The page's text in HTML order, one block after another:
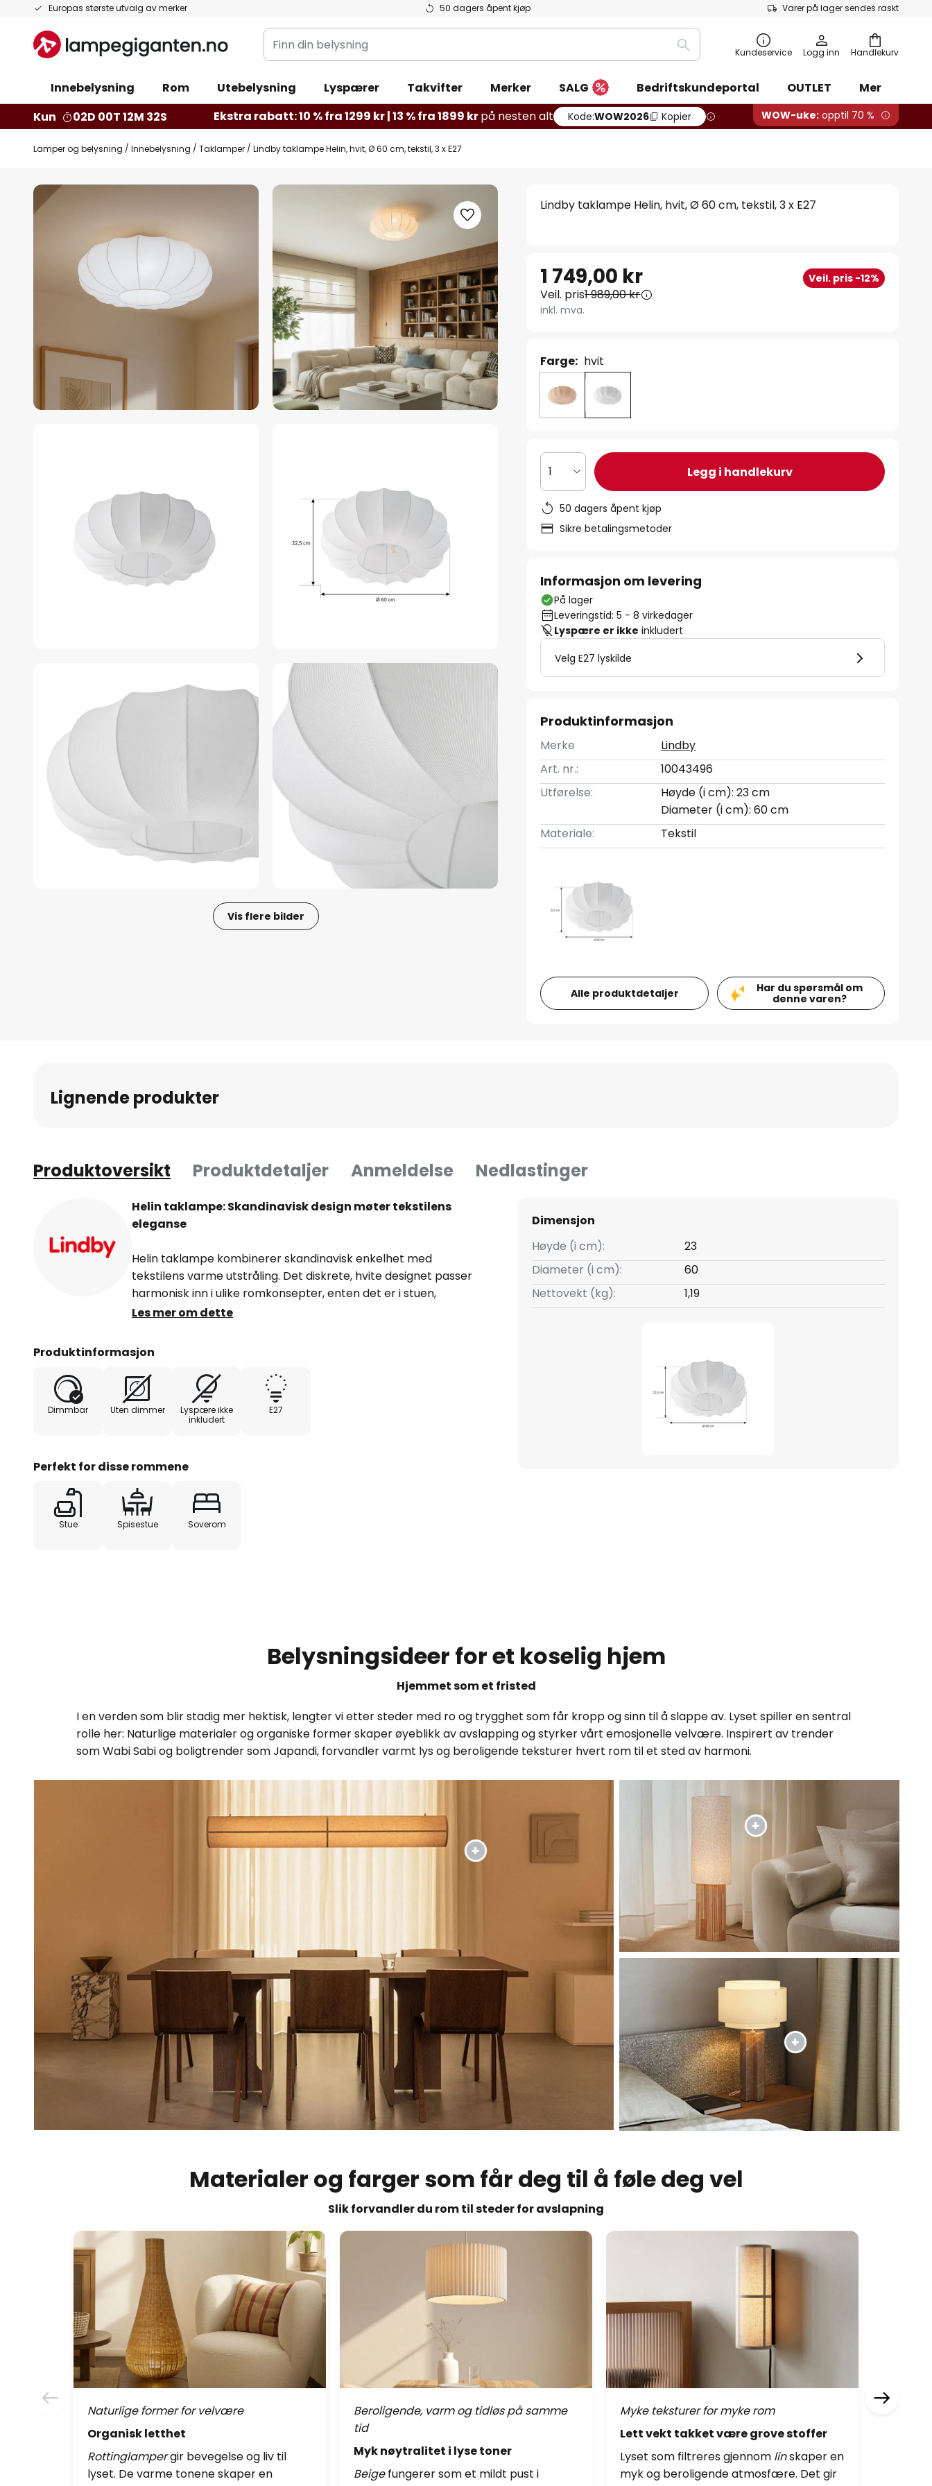
Europas største utvalg av merker 50 dagers åpent kjøp Varer på lager sendes raskt
Hopp
innhold
Handlekurv
Finn
din
Søk Kundeservice Logg inn
Innebelysning Rom Utebelysning Lyspærer Takvifter Merker SALG Bedriftskundeportal OUTLET
Mer
Kun
02D 00T 12M 30S Ekstra rabatt: 10 % fra 1299 kr | 13 % fra 1899 krpå nesten alt Kode:WOW2026 Kopier WOW-uke: opptil 70 %
Lamper og belysning Innebelysning Taklamper Lindby taklampe Helin, hvit, Ø 60 cm, tekstil, 3 x E27
Gå
til
bildegalleri
Vis flere bilder
Lindby taklampe Helin, hvit, Ø 60 cm, tekstil, 3 x E27
1 749,00 kr Veil. pris -12%
Veil. pris1 989,00 kr
inkl. mva.
Farge: hvit
1 Legg i handlekurv
50 dagers åpent kjøp
Sikre betalingsmetoder
Informasjon om levering
På lager
Leveringstid: 5 - 8 virkedager
Lyspære er ikke inkludert
Velg E27 lyskilde
Produktinformasjon
Merke
Lindby
Art. nr.:
10043496
Utførelse:
Høyde (i cm): 23 cm
Diameter (i cm): 60 cm
Materiale:
Tekstil
Alle produktdetaljer
Har du spørsmål om
denne varen?
Lignende produkter
Produktoversikt Produktdetaljer Anmeldelse Nedlastinger
Helin taklampe: Skandinavisk design møter tekstilens
eleganse
Helin taklampe kombinerer skandinavisk enkelhet med
tekstilens varme utstråling. Det diskrete, hvite designet passer
harmonisk inn i ulike romkonsepter, enten det er i stuen,
spisestuen eller soverommet.
Et spesielt trekk ved denne lampen er dens tilpasningsevne:
Med en ekstern dimmer kan lysintensiteten reguleres individuelt
for å skape den ønskede atmosfæren. Denne funksjonen gjør
det mulig å tilpasse belysningen fleksibelt etter tid på døgnet og
anledning. Taklampen Helin er dermed ikke bare et funksjonelt,
Les mer om dette
Produktinformasjon
Dimmbar Uten dimmer
Lyspære ikke
inkludert
E27
Perfekt for disse rommene
Stue Spisestue Soverom
Dimensjon
Høyde (i cm):
23
Diameter (i cm):
60
Nettovekt (kg):
1,19
Belysningsideer for et koselig hjem
Hjemmet som et fristed
I en verden som blir stadig mer hektisk, lengter vi etter steder med ro og trygghet som får kropp og sinn til å slappe av. Lyset spiller en sentral
rolle her: Naturlige materialer og organiske former skaper øyeblikk av avslapping og styrker vårt emosjonelle velvære. Inspirert av trender
som Wabi Sabi og boligtrender som Japandi, forvandler varmt lys og beroligende teksturer hvert rom til et sted av harmoni.
Materialer og farger som får deg til å føle deg vel
Slik forvandler du rom til steder for avslapning
Naturlige former for velvære
Organisk letthet
Rottinglampergir bevegelse og liv til
lyset. De varme tonene skaper en
Beroligende, varm og tidløs på samme
tid
Myk nøytralitet i lyse toner
Beigefungerer som et mildt pust i
Myke teksturer for myke rom
Lett vekt takket være grove stoffer
Lyset som filtreres gjennom linskaper en
myk og beroligende atmosfære. Det gir